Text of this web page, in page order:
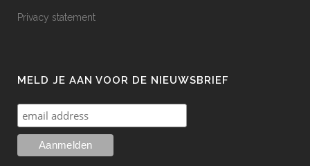
Privacy statement
MELD JE AAN VOOR DE NIEUWSBRIEF